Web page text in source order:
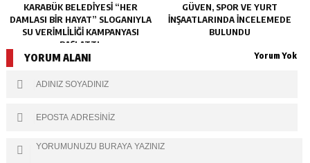
KARABÜK BELEDİYESİ “HER
DAMLASI BİR HAYAT” SLOGANIYLA
SU VERİMLİLİĞİ KAMPANYASI
BAŞLATTI.
GÜVEN, SPOR VE YURT
İNŞAATLARINDA İNCELEMEDE
BULUNDU
YORUM ALANI Yorum Yok